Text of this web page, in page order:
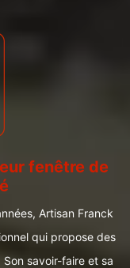
fenêtre de
Artisan Franck
qui propose des
savoir-faire et sa